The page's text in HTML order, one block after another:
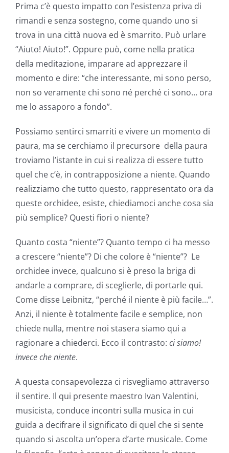
Prima c’è questo impatto con l’esistenza priva di
rimandi e senza sostegno, come quando uno si
trova in una città nuova ed è smarrito. Può urlare
“Aiuto! Aiuto!”. Oppure può, come nella pratica
della meditazione, imparare ad apprezzare il
momento e dire: “che interessante, mi sono perso,
non so veramente chi sono né perché ci sono… ora
me lo assaporo a fondo”.
Possiamo sentirci smarriti e vivere un momento di
paura, ma se cerchiamo il precursore della paura
troviamo l’istante in cui si realizza di essere tutto
quel che c’è, in contrapposizione a niente. Quando
realizziamo che tutto questo, rappresentato ora da
queste orchidee, esiste, chiediamoci anche cosa sia
più semplice? Questi fiori o niente?
Quanto costa “niente”? Quanto tempo ci ha messo
a crescere “niente”? Di che colore è “niente”? Le
orchidee invece, qualcuno si è preso la briga di
andarle a comprare, di sceglierle, di portarle qui.
Come disse Leibnitz, “perché il niente è più facile…”.
Anzi, il niente è totalmente facile e semplice, non
chiede nulla, mentre noi stasera siamo qui a
ragionare a chiederci. Ecco il contrasto: ci siamo!
invece che niente.
A questa consapevolezza ci risvegliamo attraverso
il sentire. Il qui presente maestro Ivan Valentini,
musicista, conduce incontri sulla musica in cui
guida a decifrare il significato di quel che si sente
quando si ascolta un’opera d’arte musicale. Come